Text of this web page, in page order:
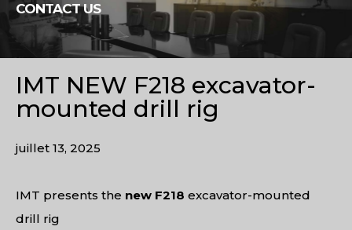
CONTACT US
IMT NEW F218 excavator-
mounted drill rig
juillet 13, 2025
IMT presents the new F218 excavator-mounted
drill rig